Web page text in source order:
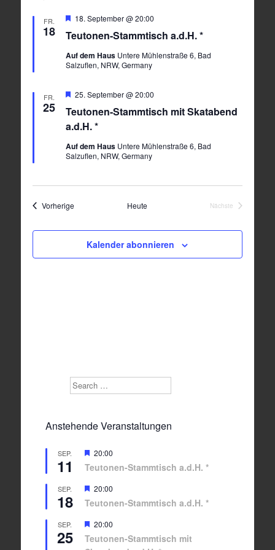
FR.
18 Teutonen-Stammtisch a.d.H. *
Hervorgehoben
18. September @ 20:00
Auf dem Haus Untere Mühlenstraße 6, Bad
Salzuflen, NRW, Germany
FR.
25
Teutonen-Stammtisch mit Skatabend
a.d.H. *
Hervorgehoben
25. September @ 20:00
Auf dem Haus Untere Mühlenstraße 6, Bad
Salzuflen, NRW, Germany
Vorherige VeranstaltungenHeute
Nächste
Kalender abonnieren
Search
Anstehende Veranstaltungen
SEP.
11
Hervorgehoben
20:00
Teutonen-Stammtisch a.d.H. *
SEP.
18
Hervorgehoben
20:00
Teutonen-Stammtisch a.d.H. *
SEP.
25
Hervorgehoben
20:00
Teutonen-Stammtisch mit